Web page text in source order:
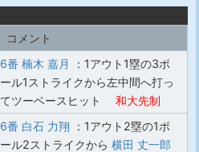
コメント
6番 楠木 嘉月
：1アウト1塁の3ボ
ール1ストライクから左中間へ打っ
てツーベースヒット
和大先制
6番 白石 力翔 ：1アウト2塁の1ボ
ール2ストライクから 横田 丈一郎